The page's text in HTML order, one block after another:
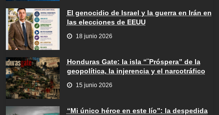
El genocidio de Israel y la guerra en Irán en
las elecciones de EEUU
18 junio 2026
Honduras Gate: la isla “¨Próspera” de la
geopolítica, la injerencia y el narcotráfico
15 junio 2026
“Mi único héroe en este lío”: la despedida